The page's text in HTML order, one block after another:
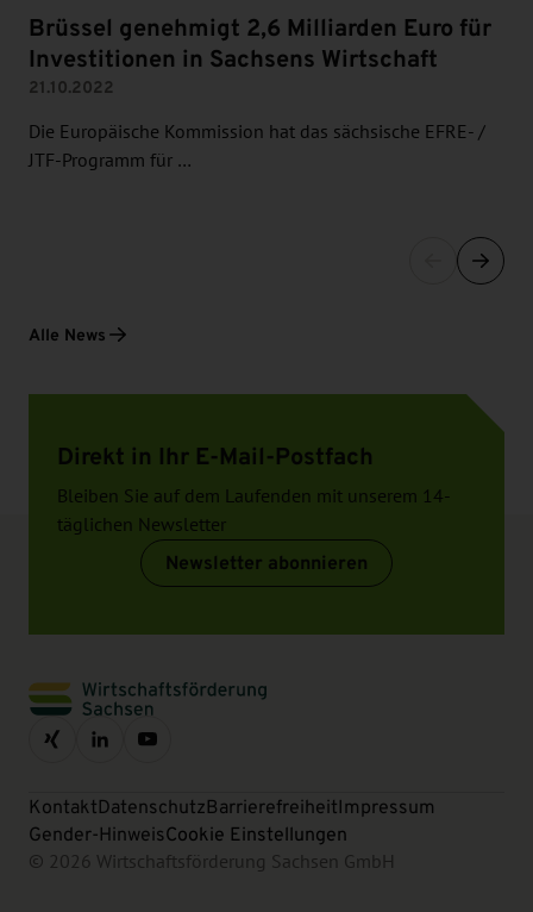
Brüssel genehmigt 2,6 Milliarden Euro für
Investitionen in Sachsens Wirtschaft
21.10.2022
Die Europäische Kommission hat das sächsische EFRE- /
JTF-Programm für …
Alle News
Direkt in Ihr E-Mail-Postfach
Bleiben Sie auf dem Laufenden mit unserem 14-
täglichen Newsletter
Newsletter abonnieren
KontaktDatenschutzBarrierefreiheitImpressum
Gender-HinweisCookie Einstellungen
© 2026 Wirtschaftsförderung Sachsen GmbH